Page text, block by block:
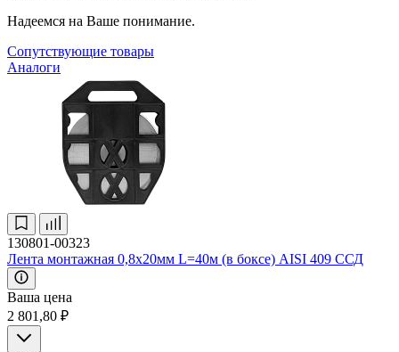
Надеемся на Ваше понимание.
Сопутствующие товары
Аналоги
130801-00323
Лента монтажная 0,8х20мм L=40м (в боксе) AISI 409 ССД
Ваша цена
2 801,80 ₽